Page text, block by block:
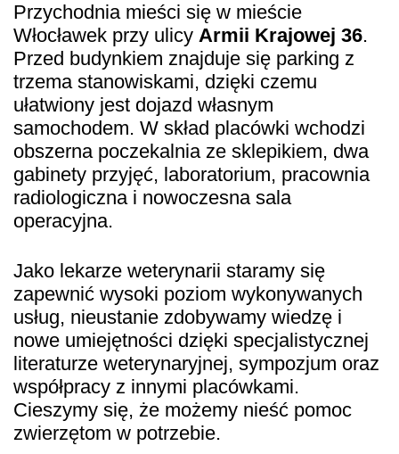
Przychodnia mieści się w mieście
Włocławek przy ulicy Armii Krajowej 36.
Przed budynkiem znajduje się parking z
trzema stanowiskami, dzięki czemu
ułatwiony jest dojazd własnym
samochodem. W skład placówki wchodzi
obszerna poczekalnia ze sklepikiem, dwa
gabinety przyjęć, laboratorium, pracownia
radiologiczna i nowoczesna sala
operacyjna.
Jako lekarze weterynarii staramy się
zapewnić wysoki poziom wykonywanych
usług, nieustanie zdobywamy wiedzę i
nowe umiejętności dzięki specjalistycznej
literaturze weterynaryjnej, sympozjum oraz
współpracy z innymi placówkami.
Cieszymy się, że możemy nieść pomoc
zwierzętom w potrzebie.